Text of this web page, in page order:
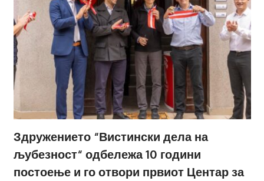
Здружението “Вистински дела на
љубезност“ одбележа 10 години
постоење и го отвори првиот Центар за